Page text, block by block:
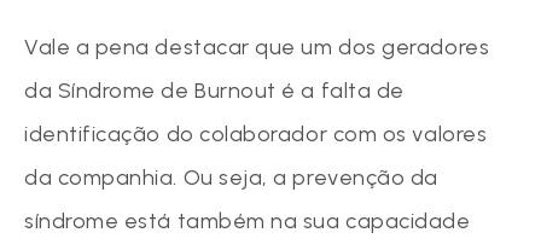
Vale a pena destacar que um dos geradores
da Síndrome de Burnout é a falta de
identificação do colaborador com os valores
da companhia. Ou seja, a prevenção da
síndrome está também na sua capacidade